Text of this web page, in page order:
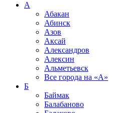
А
Абакан
Абинск
Азов
Аксай
Александров
Алексин
Альметьевск
Все города на «А»
Б
Баймак
Балабаново